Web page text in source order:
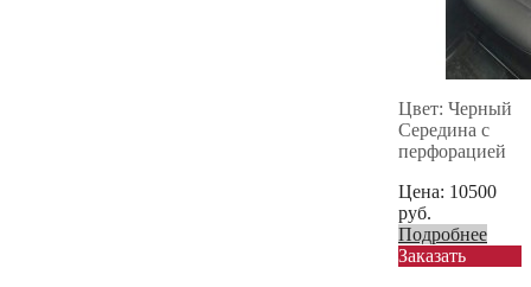
Цвет: Черный
Середина с
перфорацией
Цена: 10500
руб.
Подробнее
Заказать